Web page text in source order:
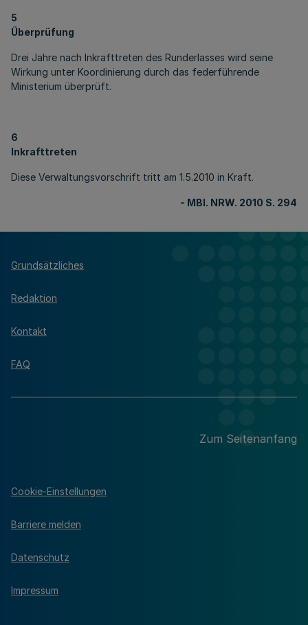
5
Überprüfung
Drei Jahre nach Inkrafttreten des Runderlasses wird seine
Wirkung unter Koordinierung durch das federführende
Ministerium überprüft.
6
Inkrafttreten
Diese Verwaltungsvorschrift tritt am 1.5.2010 in Kraft.
- MBl. NRW. 2010 S. 294
Grundsätzliches
Redaktion
Kontakt
FAQ
Zum Seitenanfang
Cookie-Einstellungen
Barriere melden
Datenschutz
Impressum